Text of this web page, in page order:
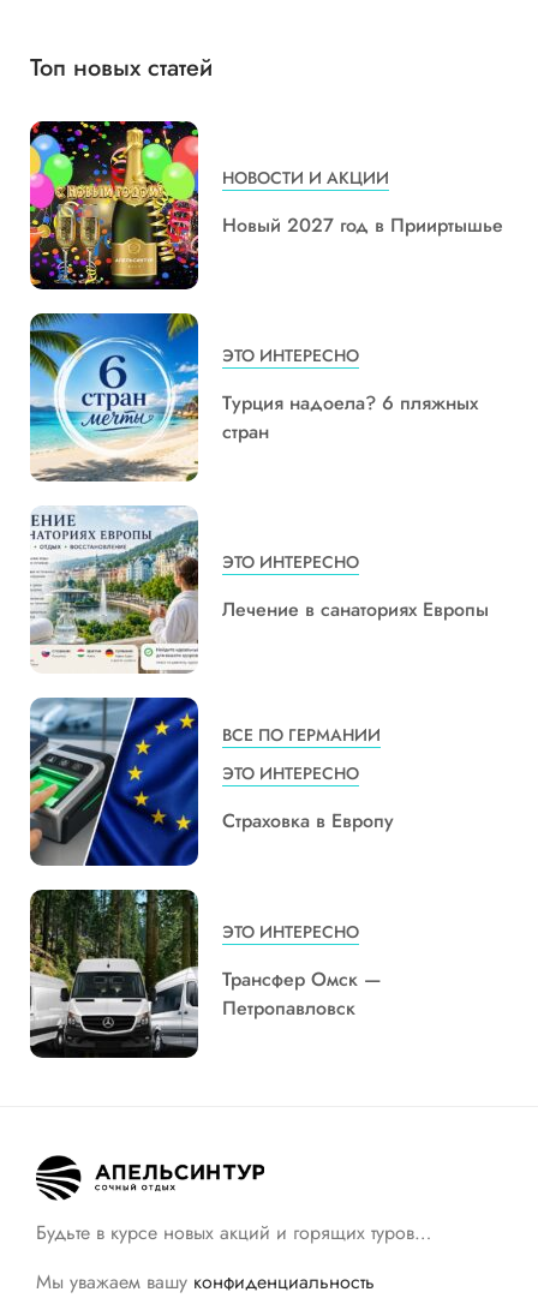
Топ новых статей
НОВОСТИ И АКЦИИ
Новый 2027 год в Прииртышье
ЭТО ИНТЕРЕСНО
Турция надоела? 6 пляжных
стран
ЭТО ИНТЕРЕСНО
Лечение в санаториях Европы
ВСЕ ПО ГЕРМАНИИ
ЭТО ИНТЕРЕСНО
Страховка в Европу
ЭТО ИНТЕРЕСНО
Трансфер Омск —
Петропавловск
Будьте в курсе новых акций и горящих туров…
Мы уважаем вашу конфиденциальность